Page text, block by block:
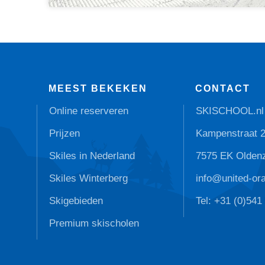
MEEST BEKEKEN
Online reserveren
Prijzen
Skiles in Nederland
Skiles Winterberg
Skigebieden
Premium skischolen
CONTACT
SKISCHOOL.nl
Kampenstraat
7575 EK
info@united-
Tel: +31 (0)541